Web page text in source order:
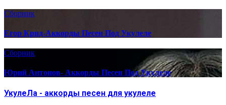
Сборник
Егор Крид-Аккорды Песен Под Укулеле
Сборник
Юрий Антонов- Аккорды Песен Под Укулеле
УкулеЛа - аккорды песен для укулеле